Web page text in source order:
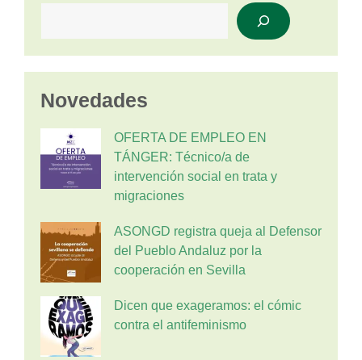
Novedades
OFERTA DE EMPLEO EN
TÁNGER: Técnico/a de
intervención social en trata y
migraciones
ASONGD registra queja al Defensor
del Pueblo Andaluz por la
cooperación en Sevilla
Dicen que exageramos: el cómic
contra el antifeminismo